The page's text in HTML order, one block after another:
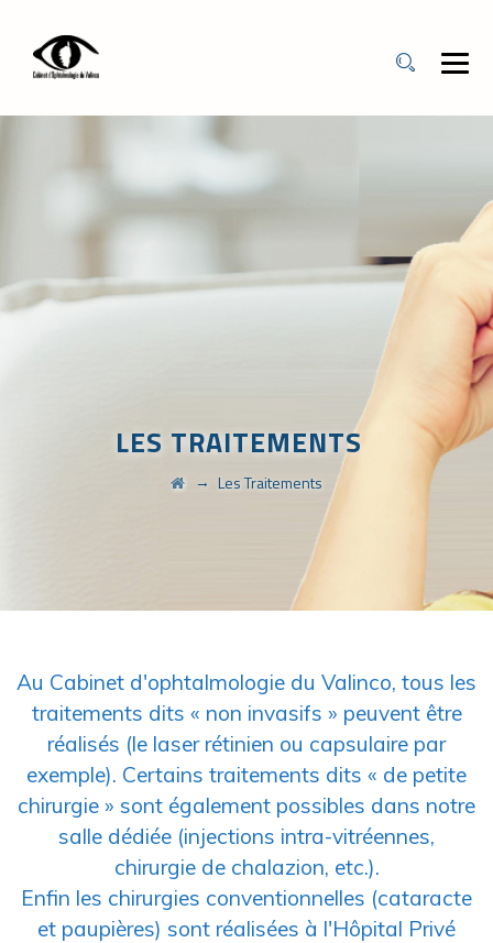
LES TRAITEMENTS
→ Les Traitements
Au Cabinet d'ophtalmologie du Valinco, tous les
traitements dits « non invasifs » peuvent être
réalisés (le laser rétinien ou capsulaire par
exemple). Certains traitements dits « de petite
chirurgie » sont également possibles dans notre
salle dédiée (injections intra-vitréennes,
chirurgie de chalazion, etc.).
Enfin les chirurgies conventionnelles (cataracte
et paupières) sont réalisées à l'Hôpital Privé